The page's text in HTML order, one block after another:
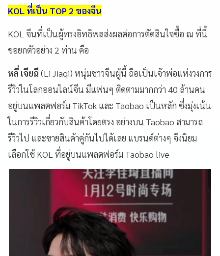
KOL ที่เป็น TOP 2 ของจีน
KOL จีนที่เป็นผู้ทรงอิทธิพลส่งผลต่อการตัดสินใจซื้อ ณ ที่นี้
ขอยกตัวอย่าง 2 ท่าน คือ
หลี่ เจียฉี (Li Jiaqi) หนุ่มชาวจีนผู้นี้ ถือเป็นเจ้าพ่อแห่งวงการ
รีวิวในโลกออนไลน์จีน มีแฟนๆ ติดตามมากกว่า 40 ล้านคน
อยู่บนแพลตฟอร์ม TikTok และ Taobao เป็นหลัก ซึ่งมุ่งเน้น
ในการรีวิวเกี่ยวกับสินค้าโดยตรง อย่างบน Taobao สามารถ
รีวิวไป และขายสินค้าคู่กันไปได้เลย แบรนด์ต่างๆ จึงนิยม
เลือกใช้ KOL ที่อยู่บนแพลตฟอร์ม Taobao live